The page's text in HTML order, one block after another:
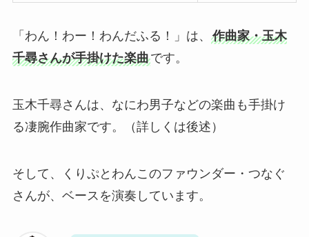
「わん！わー！わんだふる！」は、 作曲家・玉木
千尋さんが手掛けた楽曲です。
玉木千尋さんは、なにわ男子などの楽曲も手掛け
る凄腕作曲家です。（詳しくは後述）
そして、くりぷとわんこのファウンダー・つなぐ
さんが、ベースを演奏しています。